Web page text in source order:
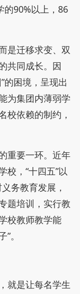
的90%以上，86
是迁移求变、双
共同成长。因
的困境，呈现出
为集团内薄弱学
校依赖的制约，
重要一环。近年
校，“十四五”以
务教育发展，
题培训，实行教
校教师教学能
。
就是让每名学生